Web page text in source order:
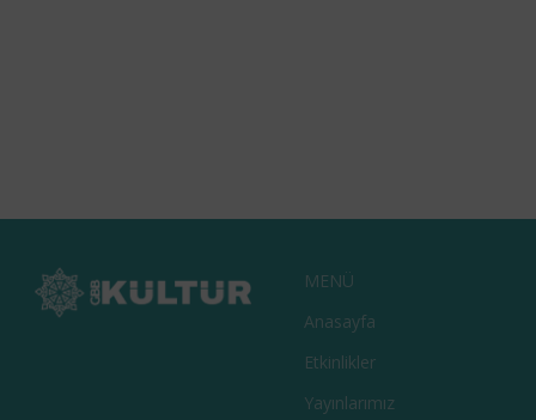
MENÜ
Anasayfa
Etkinlikler
Yayınlarımız